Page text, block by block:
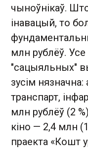
чыноўнікаў.
інавацый, то
млн рублёў. Усе
"сацыяльных"
зусім
транспарт,
млн рублёў (2
кіно — 2,4 млн
праекта «Кошт